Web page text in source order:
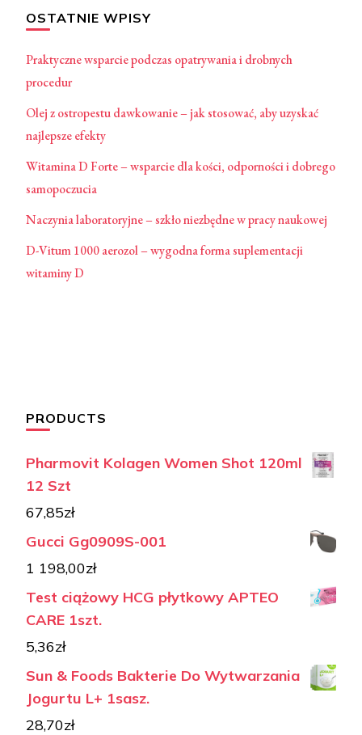
OSTATNIE WPISY
Praktyczne wsparcie podczas opatrywania i drobnych
procedur
Olej z ostropestu dawkowanie – jak stosować, aby uzyskać
najlepsze efekty
Witamina D Forte – wsparcie dla kości, odporności i dobrego
samopoczucia
Naczynia laboratoryjne – szkło niezbędne w pracy naukowej
D-Vitum 1000 aerozol – wygodna forma suplementacji
witaminy D
PRODUCTS
Pharmovit Kolagen Women Shot 120ml
12 Szt
67,85zł
Gucci Gg0909S-001
1 198,00zł
Test ciążowy HCG płytkowy APTEO
CARE 1szt.
5,36zł
Sun & Foods Bakterie Do Wytwarzania
Jogurtu L+ 1sasz.
28,70zł